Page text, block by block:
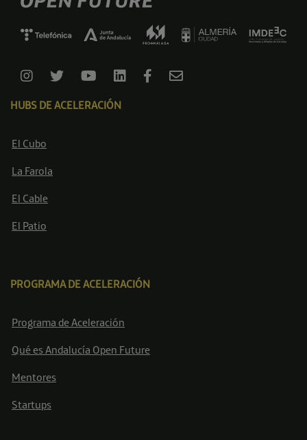
HUBS DE ACELERACIÓN
El Cubo
La Farola
El Cable
El Patio
PROGRAMA DE ACELERACIÓN
Programa de Aceleración
Qué es Andalucía Open Future
Mentores
Startups